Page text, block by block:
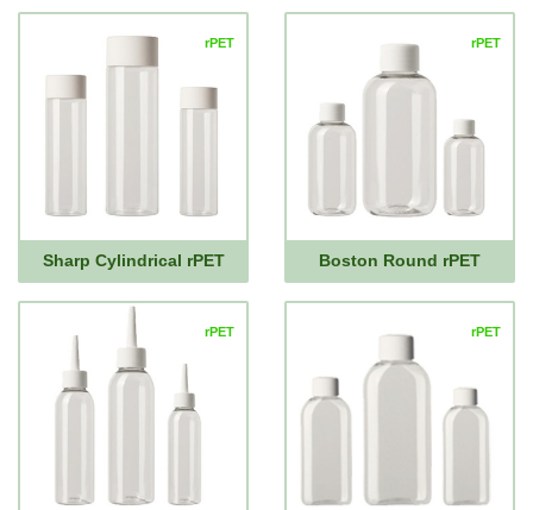
rPET
Sharp Cylindrical rPET
rPET
Boston Round rPET
rPET rPET